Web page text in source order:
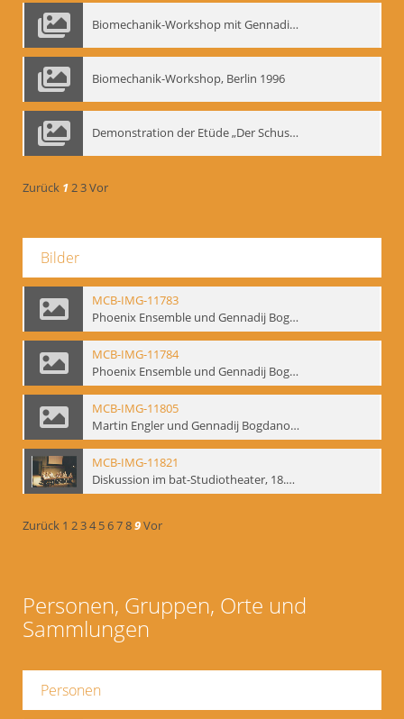
Biomechanik-Workshop mit Gennadij Nikolajewitsch Bogdanow im Mime Centrum Berlin, 1991
Biomechanik-Workshop, Berlin 1996
Demonstration der Etüde „Der Schuss mit dem Bogen“ durch Gennadij Nikolajewitsch Bogdanow, Berlin 1991
Zurück 123Vor
Bilder
MCB-IMG-11783
Phoenix Ensemble und Gennadij Bogdanow; BM-img-105-9
MCB-IMG-11784
Phoenix Ensemble und Gennadij Bogdanow; BM-img-105-10
MCB-IMG-11805
Martin Engler und Gennadij Bogdanow; BM-img-113
MCB-IMG-11821
Diskussion im bat-Studiotheater, 18.09.1995; BM-img-127-3
Zurück 1 234 56789Vor
Personen, Gruppen, Orte und
Sammlungen
Personen